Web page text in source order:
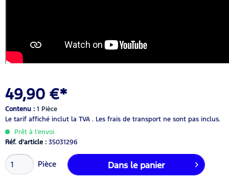
49,90 €*
Contenu : 1 Pièce
Le tarif affiché inclut la TVA . Les frais de transport ne sont pas inclus.
Prêt à l’envoi
Réf. d'article : 35031296
Pièce Dans le panier